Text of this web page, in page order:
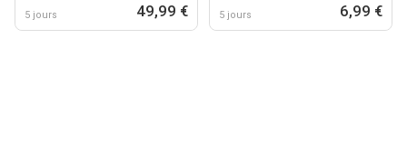
5 jours 49,99 € 5 jours 6,99 €